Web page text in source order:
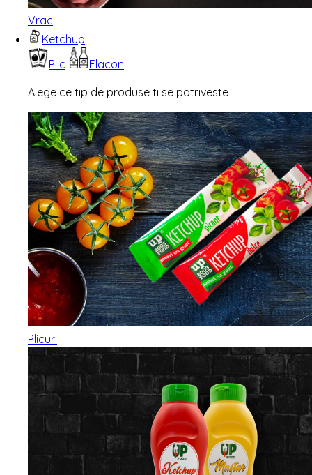
Vrac
Ketchup
Plic
Flacon
Alege ce tip de produse ti se potriveste
Plicuri